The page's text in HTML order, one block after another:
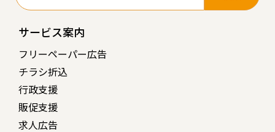
サービス案内
フリーペーパー広告
チラシ折込
行政支援
販促支援
求人広告